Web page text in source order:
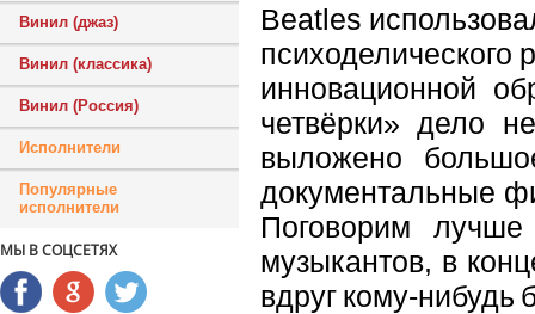
Винил (джаз)
Винил (классика)
Винил (Россия)
Исполнители
Популярные
исполнители
МЫ В СОЦСЕТЯХ
Beatles
психоделического
инновационной
четвёрки» дело
выложено
документальные
Поговорим
музыкантов, в
вдруг кому-нибудь